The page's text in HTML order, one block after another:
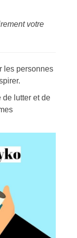
votre
les personnes
de lutter et de